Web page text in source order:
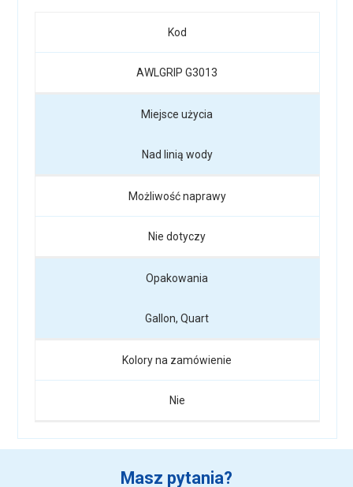
Kod
AWLGRIP G3013
Miejsce użycia
Nad linią wody
Możliwość naprawy
Nie dotyczy
Opakowania
Gallon, Quart
Kolory na zamówienie
Nie
Masz pytania?